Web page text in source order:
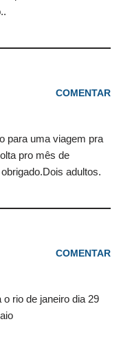
COMENTAR
para uma viagem pra
pro mês de
adultos.
COMENTAR
rio de janeiro dia 29